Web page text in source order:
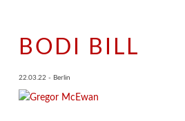
BODI BILL
22.03.22 - Berlin